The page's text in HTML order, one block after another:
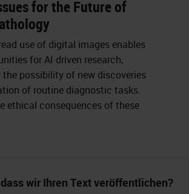
for the Future of
use of digital images enables
for AI driven research,
possibility of new discoveries
of routine diagnostic tasks.
ethical consequences of these
wir Ihren Text veröffentlichen?